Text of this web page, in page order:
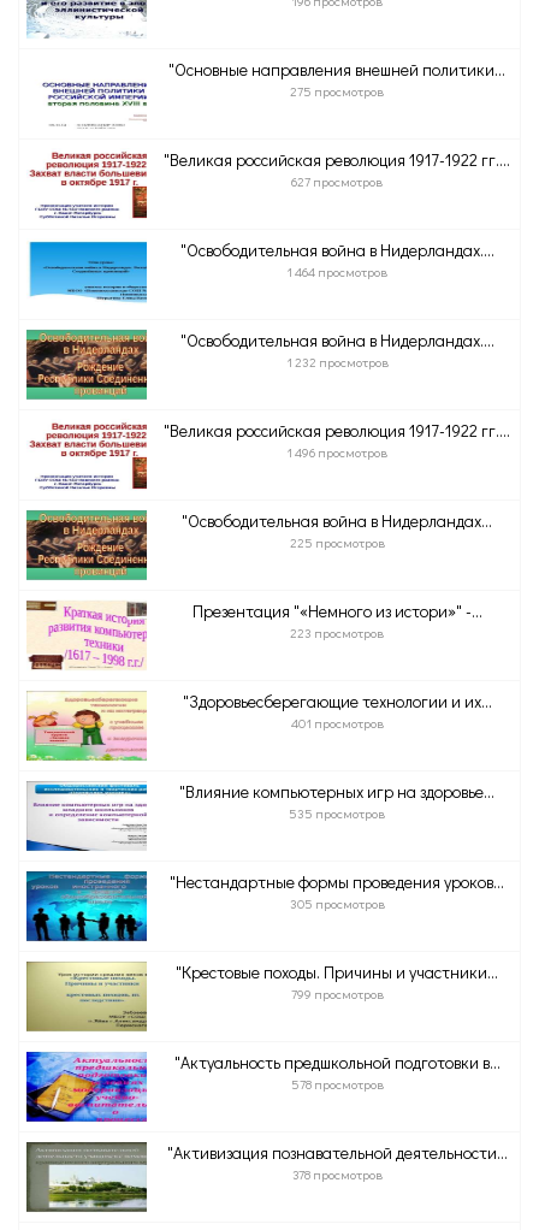
"Основные направления внешней политики...
275 просмотров
"Великая российская революция 1917-1922 гг....
627 просмотров
"Освободительная война в Нидерландах....
1 464 просмотров
"Освободительная война в Нидерландах....
1 232 просмотров
"Великая российская революция 1917-1922 гг....
1 496 просмотров
"Освободительная война в Нидерландах...
225 просмотров
Презентация "«Немного из истори»" -...
223 просмотров
"Здоровьесберегающие технологии и их...
401 просмотров
"Влияние компьютерных игр на здоровье...
535 просмотров
"Нестандартные формы проведения уроков...
305 просмотров
"Крестовые походы. Причины и участники...
799 просмотров
"Актуальность предшкольной подготовки в...
578 просмотров
"Активизация познавательной деятельности...
378 просмотров